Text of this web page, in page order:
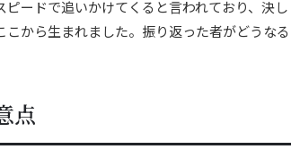
ードで追いかけてくると言われており、決し
から生まれました。振り返った者がどうなる
点